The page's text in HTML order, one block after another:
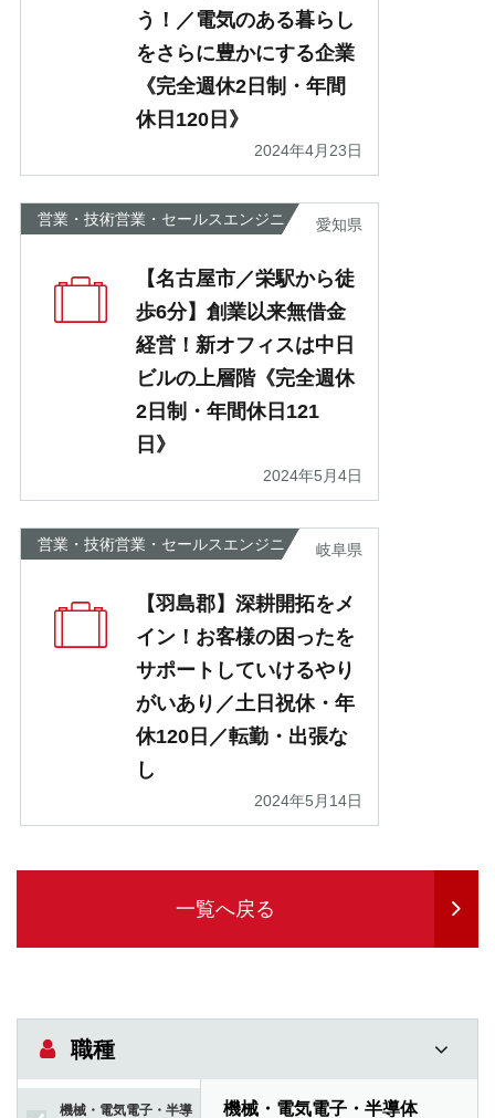
う！／電気のある暮らし
をさらに豊かにする企業
《完全週休2日制・年間
休日120日》
2024年4月23日
営業・技術営業・セールスエンジニ
愛知県
【名古屋市／栄駅から徒
歩6分】創業以来無借金
経営！新オフィスは中日
ビルの上層階《完全週休
2日制・年間休日121
日》
2024年5月4日
営業・技術営業・セールスエンジニ
岐阜県
【羽島郡】深耕開拓をメ
イン！お客様の困ったを
サポートしていけるやり
がいあり／土日祝休・年
休120日／転勤・出張な
し
2024年5月14日
一覧へ戻る
職種
機械・電気電子・半導
機械・電気電子・半導体